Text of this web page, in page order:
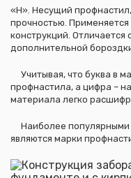
«Н». Несущий
прочностью.
конструкций.
дополнительной
Учитывая, что буква в
профнастила, а цифра –
материала легко
Наиболее популярными
являются марки